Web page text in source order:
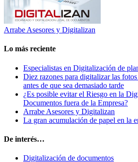
Arrabe Asesores y Digitalizan
Lo más reciente
Especialistas en Digitalización de
Diez razones para digitalizar las
antes de que sea demasiado tarde
¿Es posible evitar el Riesgo en la
Documentos fuera de la Empresa?
Arrabe Asesores y Digitalizan
La gran acumulación de papel en la
De interés…
Digitalización de documentos